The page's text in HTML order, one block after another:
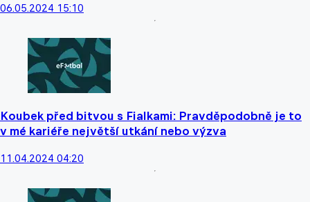
06.05.2024 15:10
Koubek před bitvou s Fialkami: Pravděpodobně je to
v mé kariéře největší utkání nebo výzva
11.04.2024 04:20